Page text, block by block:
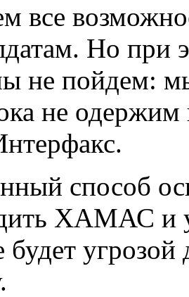
все
Но при
не пойдем:
не
способ
ХАМАС и
будет